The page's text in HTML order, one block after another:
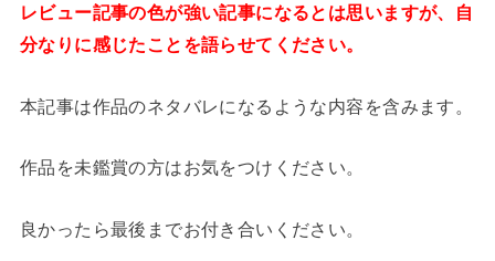
レビュー記事の色が強い記事になるとは思いますが、自
分なりに感じたことを語らせてください。
本記事は作品のネタバレになるような内容を含みます。
作品を未鑑賞の方はお気をつけください。
良かったら最後までお付き合いください。